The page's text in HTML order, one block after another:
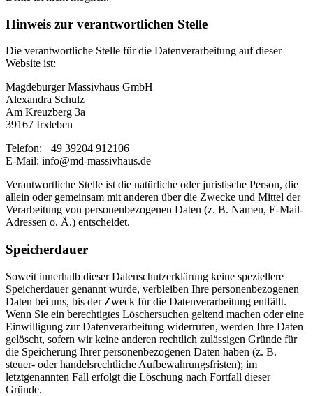
Hinweis zur verantwortlichen Stelle
Die verantwortliche Stelle für die Datenverarbeitung auf dieser
Website ist:
Magdeburger Massivhaus GmbH
Alexandra Schulz
Am Kreuzberg 3a
39167 Irxleben
Telefon: +49 39204 912106
E-Mail: info@md-massivhaus.de
Verantwortliche Stelle ist die natürliche oder juristische Person, die
allein oder gemeinsam mit anderen über die Zwecke und Mittel der
Verarbeitung von personenbezogenen Daten (z. B. Namen, E-Mail-
Adressen o. Ä.) entscheidet.
Speicherdauer
Soweit innerhalb dieser Datenschutzerklärung keine speziellere
Speicherdauer genannt wurde, verbleiben Ihre personenbezogenen
Daten bei uns, bis der Zweck für die Datenverarbeitung entfällt.
Wenn Sie ein berechtigtes Löschersuchen geltend machen oder eine
Einwilligung zur Datenverarbeitung widerrufen, werden Ihre Daten
gelöscht, sofern wir keine anderen rechtlich zulässigen Gründe für
die Speicherung Ihrer personenbezogenen Daten haben (z. B.
steuer- oder handelsrechtliche Aufbewahrungsfristen); im
letztgenannten Fall erfolgt die Löschung nach Fortfall dieser
Gründe.